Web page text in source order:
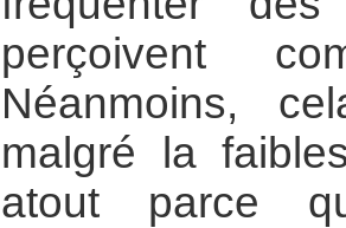
perçoivent
Néanmoins,
malgré la
atout parce